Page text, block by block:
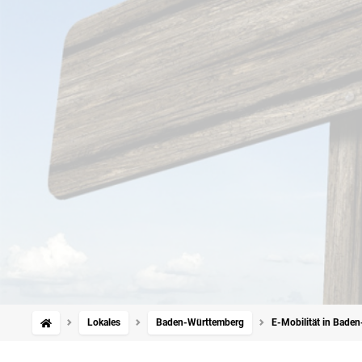
Lokales Baden-Württemberg E-Mobilität in